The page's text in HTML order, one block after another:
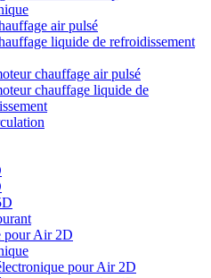
air pulsé
liquide de refroidissement
chauffage air pulsé
chauffage liquide de
pour Air 2D
pour Air 2D